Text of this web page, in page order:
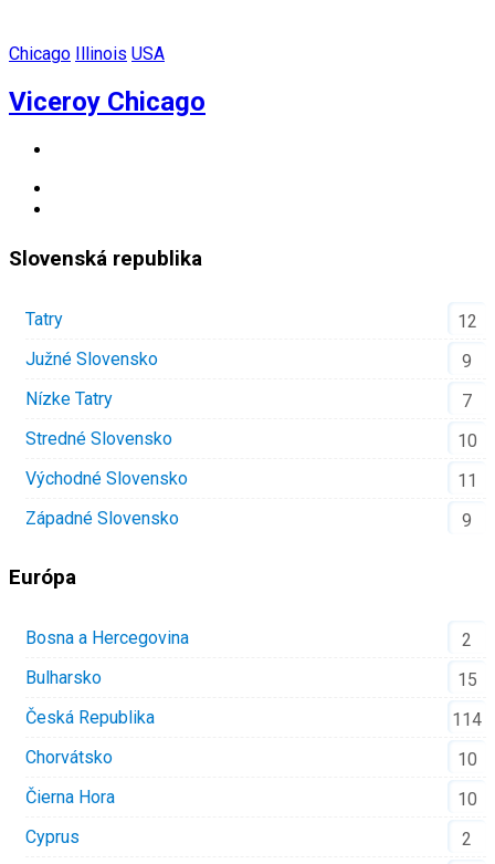
Chicago Illinois USA
Viceroy Chicago
Slovenská republika
Tatry
12
Južné Slovensko
9
Nízke Tatry
7
Stredné Slovensko
10
Východné Slovensko
11
Západné Slovensko
9
Európa
Bosna a Hercegovina
2
Bulharsko
15
Česká Republika
114
Chorvátsko
10
Čierna Hora
10
Cyprus
2